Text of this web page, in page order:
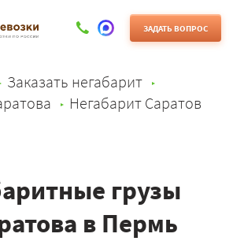
ЗАДАТЬ ВОПРОС
Заказать негабарит
Негабарит Саратов
грузы
в Пермь